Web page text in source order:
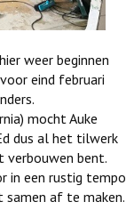
weer beginnen
eind februari
mocht Auke
dus al het tilwerk
verbouwen bent.
in een rustig tempo
af te maken.